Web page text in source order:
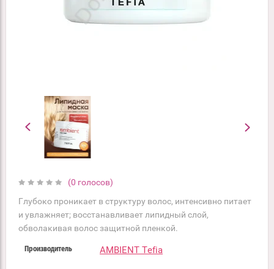
(0 голосов)
Глубоко проникает в структуру волос, интенсивно питает
и увлажняет; восстанавливает липидный слой,
обволакивая волос защитной пленкой.
Производитель AMBIENT Tefia